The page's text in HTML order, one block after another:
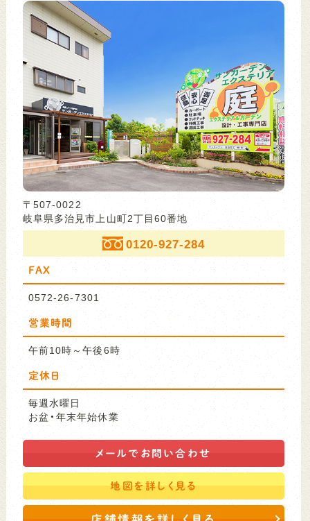
〒507-0022
岐阜県多治見市上山町2丁目60番地
0120-927-284
FAX
0572-26-7301
営業時間
午前10時～午後6時
定休日
毎週水曜日
お盆・年末年始休業
メールで お問い合わせ
地図を詳しく見る